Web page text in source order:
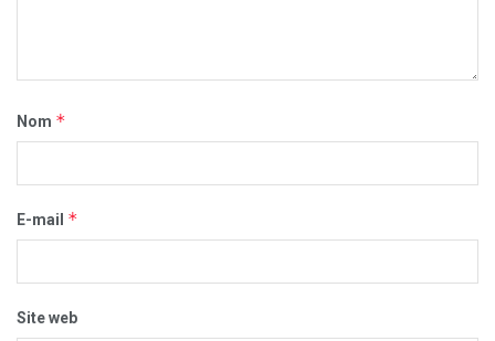
Nom *
E-mail *
Site web